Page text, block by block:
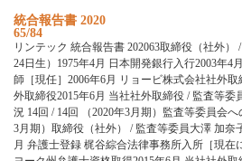
統合報告書 2020
65/84
リンテック 統合報告書 202063取締役（社外）
24日生）1975年4月 日本開発銀行入行2003年4
師［現任］2006年6月 リョービ株式会社社外
外取締役2015年6月 当社社外取締役 / 監査等
況 14回 / 14回 （2020年3月期）監査等委員会
3月期）取締役（社外） / 監査等委員大澤 加奈
月 弁護士登録 梶谷綜合法律事務所入所［現在